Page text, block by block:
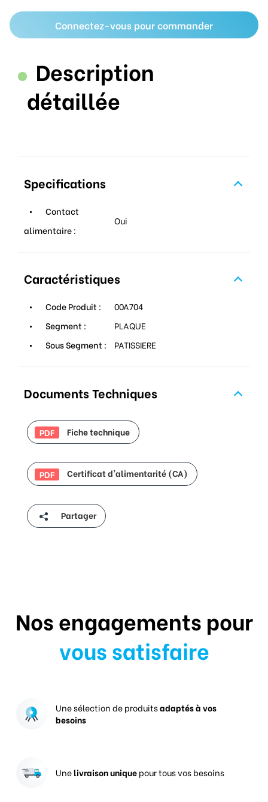
Connectez-vous pour commander
Description
détaillée
Specifications
Contact
alimentaire :
Oui
Caractéristiques
Code Produit :
00A704
Segment :
PLAQUE
Sous Segment :
PATISSIERE
Documents Techniques
PDF Fiche technique
PDF Certificat d'alimentarité (CA)
Partager
Nos engagements pour
vous satisfaire
Une sélection de produitsadaptés à vos
besoins
Unelivraison uniquepour tous vos besoins